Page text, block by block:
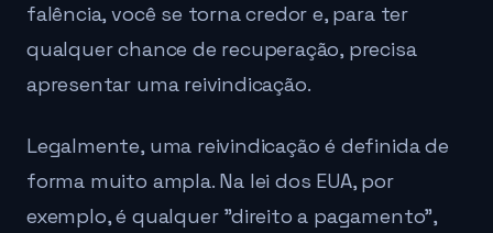
falência, você se torna credor e, para ter
qualquer chance de recuperação, precisa
apresentar uma reivindicação.
Legalmente, uma reivindicação é definida de
forma muito ampla. Na lei dos EUA, por
exemplo, é qualquer "direito a pagamento",